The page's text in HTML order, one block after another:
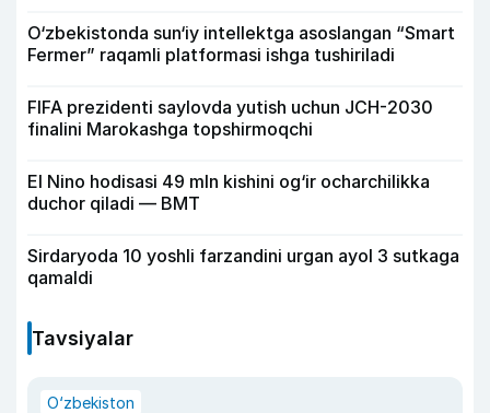
O‘zbekistonda sun‘iy intellektga asoslangan “Smart
Fermer” raqamli platformasi ishga tushiriladi
FIFA prezidenti saylovda yutish uchun JCH-2030
finalini Marokashga topshirmoqchi
El Nino hodisasi 49 mln kishini og‘ir ocharchilikka
duchor qiladi — BMT
Sirdaryoda 10 yoshli farzandini urgan ayol 3 sutkaga
qamaldi
Tavsiyalar
O‘zbekiston